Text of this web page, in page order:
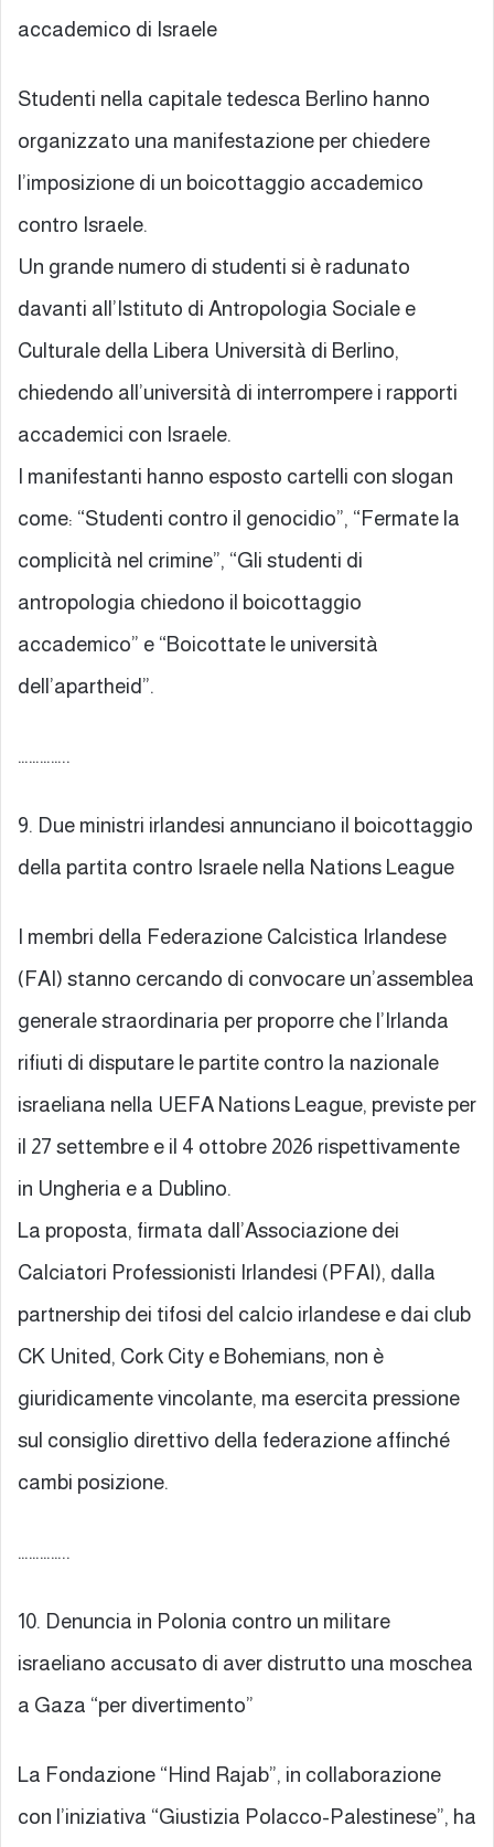
accademico di Israele
Studenti nella capitale tedesca Berlino hanno
organizzato una manifestazione per chiedere
l’imposizione di un boicottaggio accademico
contro Israele.
Un grande numero di studenti si è radunato
davanti all’Istituto di Antropologia Sociale e
Culturale della Libera Università di Berlino,
chiedendo all’università di interrompere i rapporti
accademici con Israele.
I manifestanti hanno esposto cartelli con slogan
come: “Studenti contro il genocidio”, “Fermate la
complicità nel crimine”, “Gli studenti di
antropologia chiedono il boicottaggio
accademico” e “Boicottate le università
dell’apartheid”.
…………..
9. Due ministri irlandesi annunciano il boicottaggio
della partita contro Israele nella Nations League
I membri della Federazione Calcistica Irlandese
(FAI) stanno cercando di convocare un’assemblea
generale straordinaria per proporre che l’Irlanda
rifiuti di disputare le partite contro la nazionale
israeliana nella UEFA Nations League, previste per
il 27 settembre e il 4 ottobre 2026 rispettivamente
in Ungheria e a Dublino.
La proposta, firmata dall’Associazione dei
Calciatori Professionisti Irlandesi (PFAI), dalla
partnership dei tifosi del calcio irlandese e dai club
CK United, Cork City e Bohemians, non è
giuridicamente vincolante, ma esercita pressione
sul consiglio direttivo della federazione affinché
cambi posizione.
…………..
10. Denuncia in Polonia contro un militare
israeliano accusato di aver distrutto una moschea
a Gaza “per divertimento”
La Fondazione “Hind Rajab”, in collaborazione
con l’iniziativa “Giustizia Polacco-Palestinese”, ha